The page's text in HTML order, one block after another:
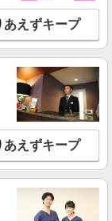
あえずキープ
あえずキープ